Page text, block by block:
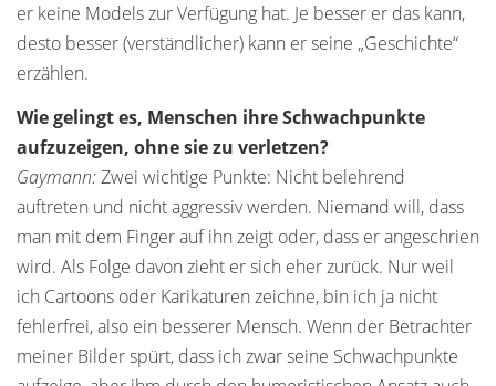
er keine Models zur Verfügung hat. Je besser er das kann,
desto besser (verständlicher) kann er seine „Geschichte“
erzählen.
Wie gelingt es, Menschen ihre Schwachpunkte
aufzuzeigen, ohne sie zu verletzen?
Gaymann:Zwei wichtige Punkte: Nicht belehrend
auftreten und nicht aggressiv werden. Niemand will, dass
man mit dem Finger auf ihn zeigt oder, dass er angeschrien
wird. Als Folge davon zieht er sich eher zurück. Nur weil
ich Cartoons oder Karikaturen zeichne, bin ich ja nicht
fehlerfrei, also ein besserer Mensch. Wenn der Betrachter
meiner Bilder spürt, dass ich zwar seine Schwachpunkte